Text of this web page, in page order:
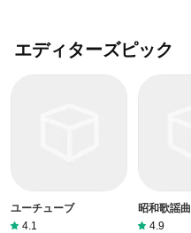
エディターズピック
ユーチューブ
4.1
昭和歌謡曲
4.9